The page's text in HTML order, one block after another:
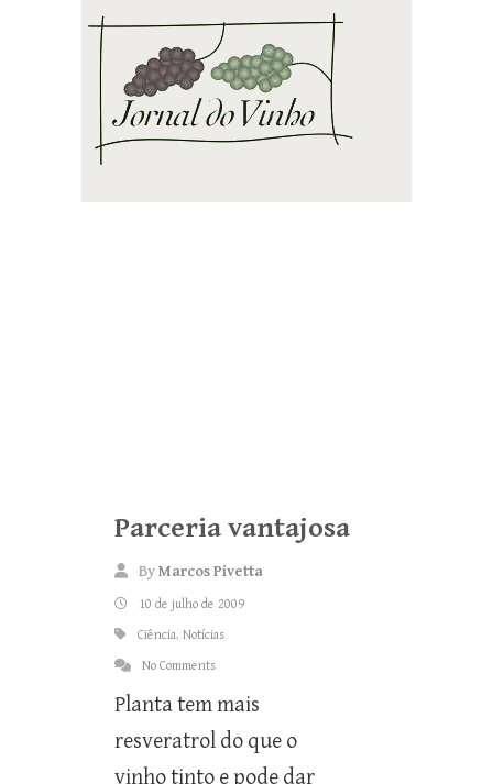
JV
Vinhos e espumantes
Parceria vantajosa
ByMarcos Pivetta
10 de julho de 2009
Ciência, Notícias
No Comments
Planta tem mais
resveratrol do que o
vinho tinto e pode dar